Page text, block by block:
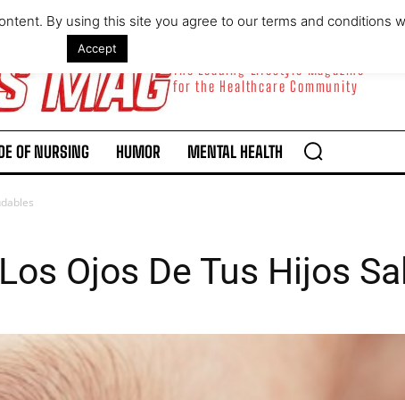
The Leading Lifestyle Magazine
for the Healthcare Community
OF NURSING HUMOR MENTAL HEALTH
Ojos De Tus Hijos
By using this site you agree to our terms and conditions
Accept